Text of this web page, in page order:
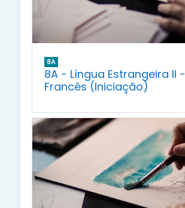
8A
8A - Língua Estrangeira II -
Francês (Iniciação)